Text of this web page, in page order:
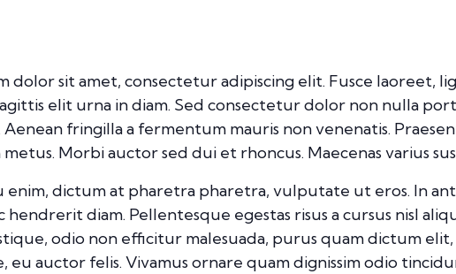
dolor sit amet, consectetur adipiscing elit. Fusce laoreet,
elit urna in diam. Sed consectetur dolor non nulla
Aenean fringilla a fermentum mauris non venenatis.
Morbi auctor sed dui et rhoncus. Maecenas varius
enim, dictum at pharetra pharetra, vulputate ut eros. In
hendrerit diam. Pellentesque egestas risus a cursus nisl
odio non efficitur malesuada, purus quam dictum
eu auctor felis. Vivamus ornare quam dignissim odio